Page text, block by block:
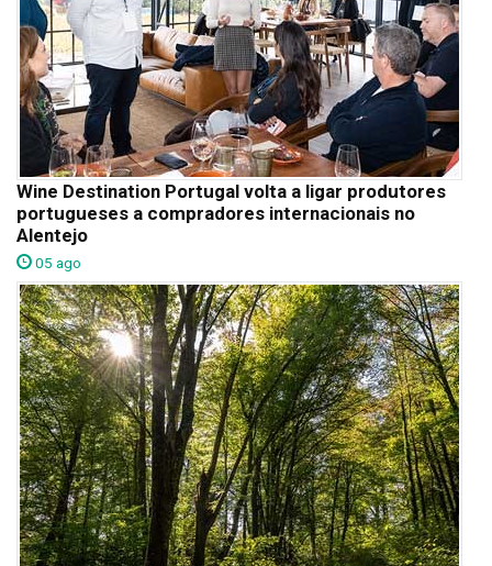
Wine Destination Portugal volta a ligar produtores
portugueses a compradores internacionais no
Alentejo
05 ago